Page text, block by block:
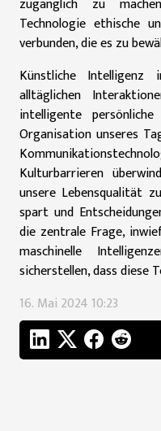
zugänglich zu
Technologie ethische
verbunden, die es zu
Künstliche
alltäglichen
intelligente
Organisation unseres
Kulturbarrieren
unsere Lebensqualität
spart und
die zentrale Frage,
maschinelle
sicherstellen, dass diese
16. Mai 2024 10:23